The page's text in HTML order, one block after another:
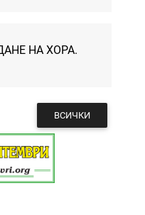
НА ХОРА.
ВСИЧКИ